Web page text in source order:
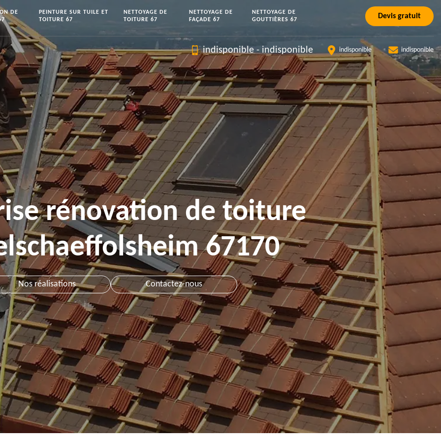
DE
PEINTURE SUR TUILE ET
TOITURE 67
NETTOYAGE DE
TOITURE 67
NETTOYAGE DE
FAÇADE 67
NETTOYAGE DE
GOUTTIÈRES 67
Devis gratuit
indisponible - indisponible indisponible indisponible
rénovation de toiture
67170
Nos réalisations Contactez-nous